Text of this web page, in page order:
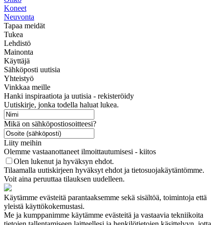
Koneet
Neuvonta
Tapaa meidät
Tukea
Lehdistö
Mainonta
Käyttäjä
Sähköposti uutisia
Yhteistyö
Vinkkaa meille
Hanki inspiraatiota ja uutisia - rekisteröidy
Uutiskirje, jonka todella haluat lukea.
Mikä on sähköpostiosoitteesi?
Liity meihin
Olemme vastaanottaneet ilmoittautumisesi - kiitos
Olen lukenut ja hyväksyn ehdot.
Tilaamalla uutiskirjeen hyväksyt ehdot ja tietosuojakäytäntömme.
Voit aina peruuttaa tilauksen uudelleen.
Käytämme evästeitä parantaaksemme sekä sisältöä, toimintoja että
yleistä käyttökokemustasi.
Me ja kumppanimme käytämme evästeitä ja vastaavia tekniikoita